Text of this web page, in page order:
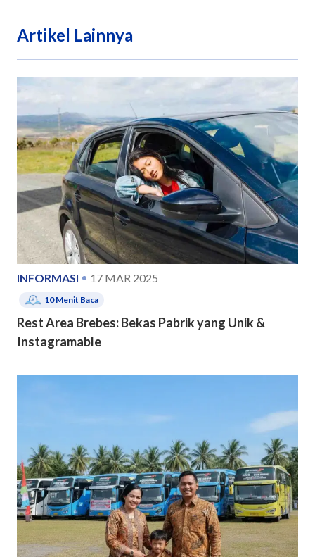
Artikel Lainnya
INFORMASI 17 MAR 2025
10Menit Baca
Rest Area Brebes: Bekas Pabrik yang Unik &
Instagramable